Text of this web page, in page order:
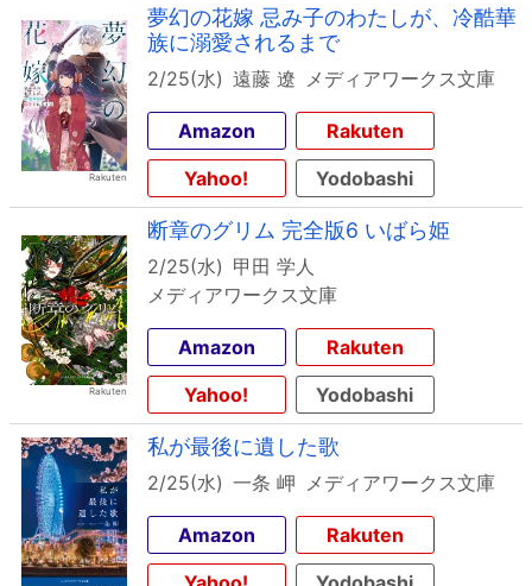
夢幻の花嫁 忌み子のわたしが、冷酷華
族に溺愛されるまで
2/25(水) 遠藤 遼 メディアワークス文庫
Amazon
Rakuten
Yahoo!
Yodobashi
断章のグリム 完全版6 いばら姫
2/25(水) 甲田 学人
メディアワークス文庫
Amazon
Rakuten
Yahoo!
Yodobashi
私が最後に遺した歌
2/25(水) 一条 岬 メディアワークス文庫
Amazon
Rakuten